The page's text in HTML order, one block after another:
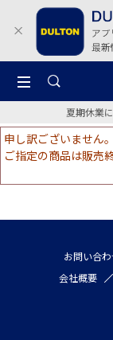
夏期休業
申し訳ございません。
ご指定の商品は販売
お問い合
会社概要